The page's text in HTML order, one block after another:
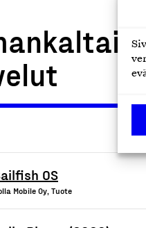
OS
Mobile Oy, Tuote